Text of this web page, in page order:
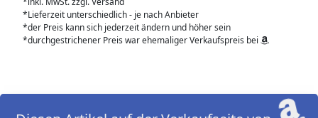
*Lieferzeit unterschiedlich - je nach Anbieter
*der Preis kann sich jederzeit ändern und höher sein
*durchgestrichener Preis war ehemaliger Verkaufspreis bei